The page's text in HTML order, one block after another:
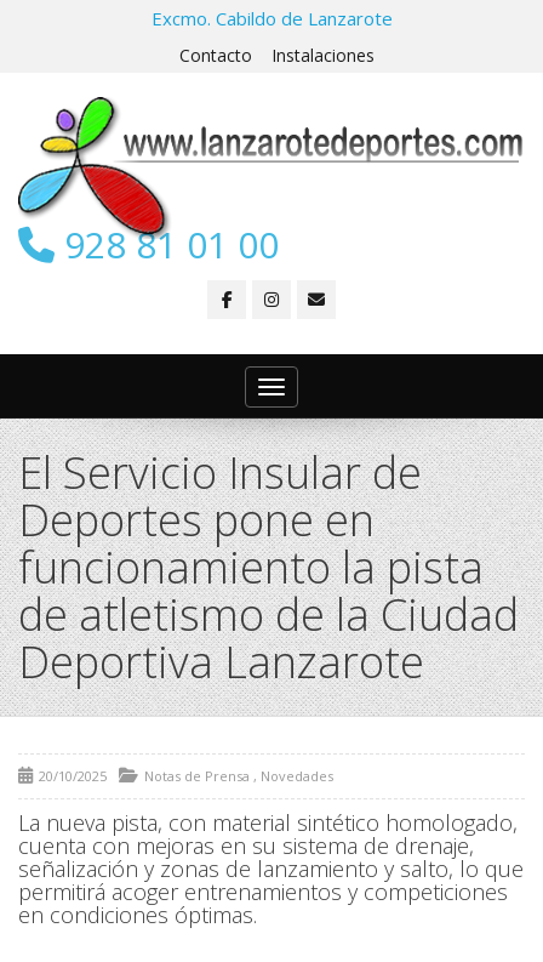
Excmo. Cabildo de Lanzarote
Contacto Instalaciones
928 81 01 00
Toggle navigation
El Servicio Insular de
Deportes pone en
funcionamiento la pista
de atletismo de la Ciudad
Deportiva Lanzarote
20/10/2025 Notas de Prensa , Novedades
La nueva pista, con material sintético homologado,
cuenta con mejoras en su sistema de drenaje,
señalización y zonas de lanzamiento y salto, lo que
permitirá acoger entrenamientos y competiciones
en condiciones óptimas.